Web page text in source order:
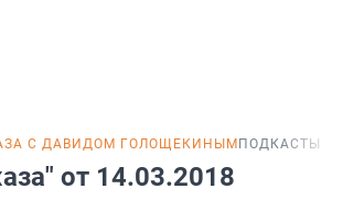
С ДАВИДОМ ГОЛОЩЕКИНЫМ ПОДКАСТЫ
от 14.03.2018